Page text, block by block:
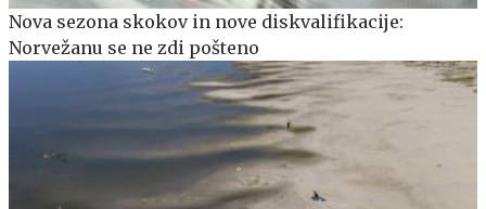
Nova sezona skokov in nove diskvalifikacije:
Norvežanu se ne zdi pošteno